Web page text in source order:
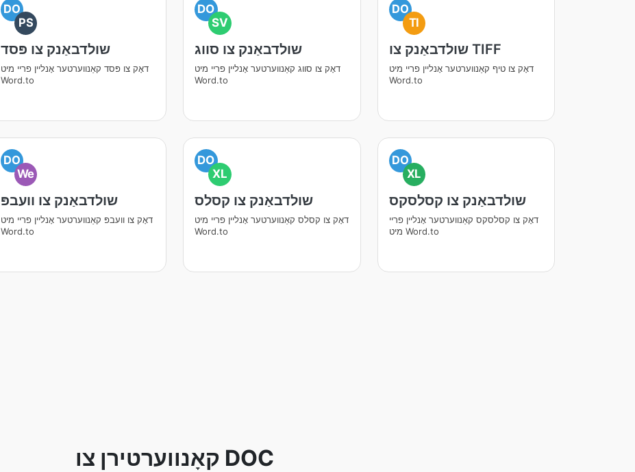
DO
PS
שולדבאַנק צו פּסד
דאָק צו פּסד קאַנווערטער אָנליין פריי מיט
Word.to
DO
SV
שולדבאַנק צו סווג
דאָק צו סווג קאַנווערטער אָנליין פריי מיט
Word.to
DO
TI
שולדבאַנק צו TIFF
דאָק צו טיף קאַנווערטער אָנליין פריי מיט
Word.to
DO
We
שולדבאַנק צו וועבפּ
דאָק צו וועבפּ קאַנווערטער אָנליין פריי מיט
Word.to
DO
XL
שולדבאַנק צו קסלס
דאָק צו קסלס קאַנווערטער אָנליין פריי מיט
Word.to
DO
XL
שולדבאַנק צו קסלסקס
דאָק צו קסלסקס קאַנווערטער אָנליין פריי
מיט Word.to
קאָנווערטירן צו DOC